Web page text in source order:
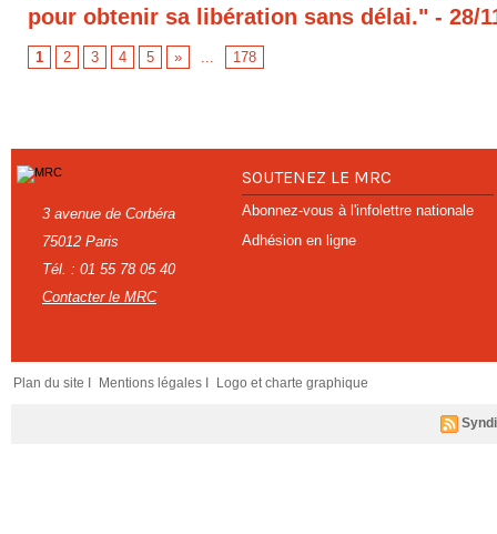
pour obtenir sa libération sans délai." - 28/
1 2 3 4 5 » ... 178
3 avenue de Corbéra
75012 Paris
Tél. : 01 55 78 05 40
Contacter le MRC
SOUTENEZ LE MRC
Abonnez-vous à l'infolettre nationale
Adhésion en ligne
Plan du site I Mentions légales I Logo et charte graphique